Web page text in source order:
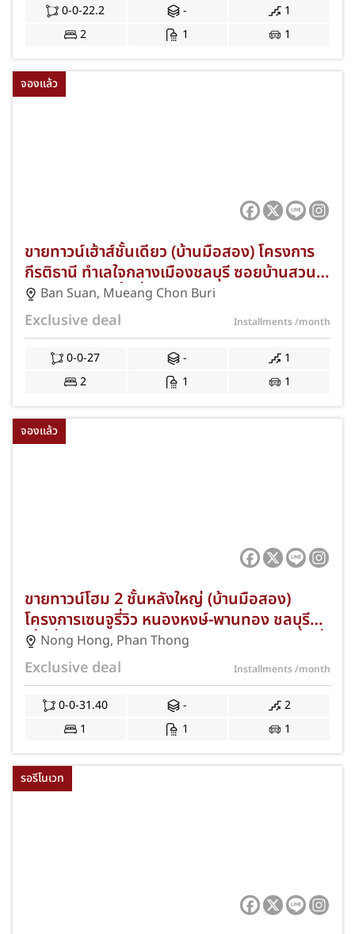
0-0-22.2 -
1
2
1 1
จองแล้ว
ขายทาวน์เฮ้าส์ชั้นเดียว (บ้านมือสอง) โครงการ
กีรติธานี ทำเลใจกลางเมืองชลบุรี ซอยบ้านสวน
เศรษฐกิจ 16 เนื้อที่กว้าง 27 ตร.ว. 2 ห้องนอน 1
ห้องน้ำ ที่จอดรถ 1 คัน ใกล้นิคมอมตะซิตี้
เซ็นทรัลชลบุรี และโรงพยาบาลชลบุรี พร้อมฟรี
ค่าธรรมเนียมการโอนและค่าจดจำนอง JS-406
Ban Suan, Mueang Chon Buri
Exclusive deal Installments/month
0-0-27 -
1
2
1 1
จองแล้ว
ขายทาวน์โฮม 2 ชั้นหลังใหญ่ (บ้านมือสอง)
โครงการเซนจูรี่วิว หนองหงษ์-พานทอง ชลบุรี
เนื้อที่กว้าง 31.40 ตร.ว. 3 ห้องนอน 2 ห้องน้ำ ที่
จอดรถ 2 คัน ใกล้นิคมอมตะซิตี้ ชลบุรี และ
วิทยาลัย E.Tech พร้อมฟรีค่าธรรมเนียมการโอน
และค่าจดจำนอง JS-349
Nong Hong, Phan Thong
Exclusive deal Installments/month
0-0-31.40 -
2
1
1 1
รอรีโนเวท